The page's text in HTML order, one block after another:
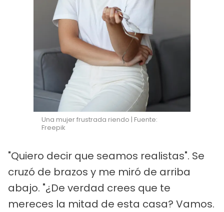
Una mujer frustrada riendo | Fuente:
Freepik
"Quiero decir que seamos realistas". Se
cruzó de brazos y me miró de arriba
abajo. "¿De verdad crees que te
mereces la mitad de esta casa? Vamos.